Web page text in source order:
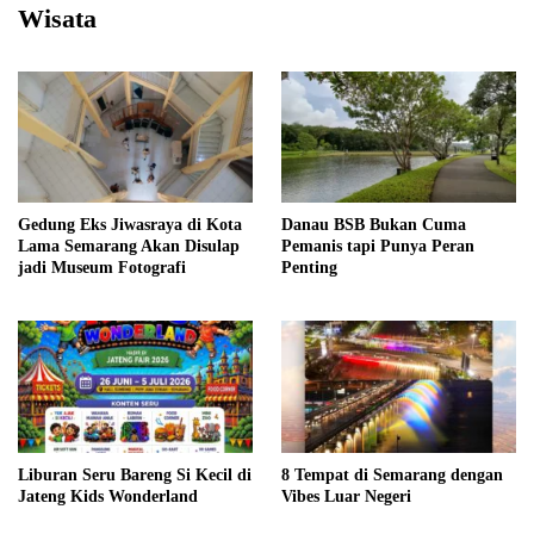
Wisata
Gedung Eks Jiwasraya di Kota
Lama Semarang Akan Disulap
jadi Museum Fotografi
Danau BSB Bukan Cuma
Pemanis tapi Punya Peran
Penting
Liburan Seru Bareng Si Kecil di
Jateng Kids Wonderland
8 Tempat di Semarang dengan
Vibes Luar Negeri